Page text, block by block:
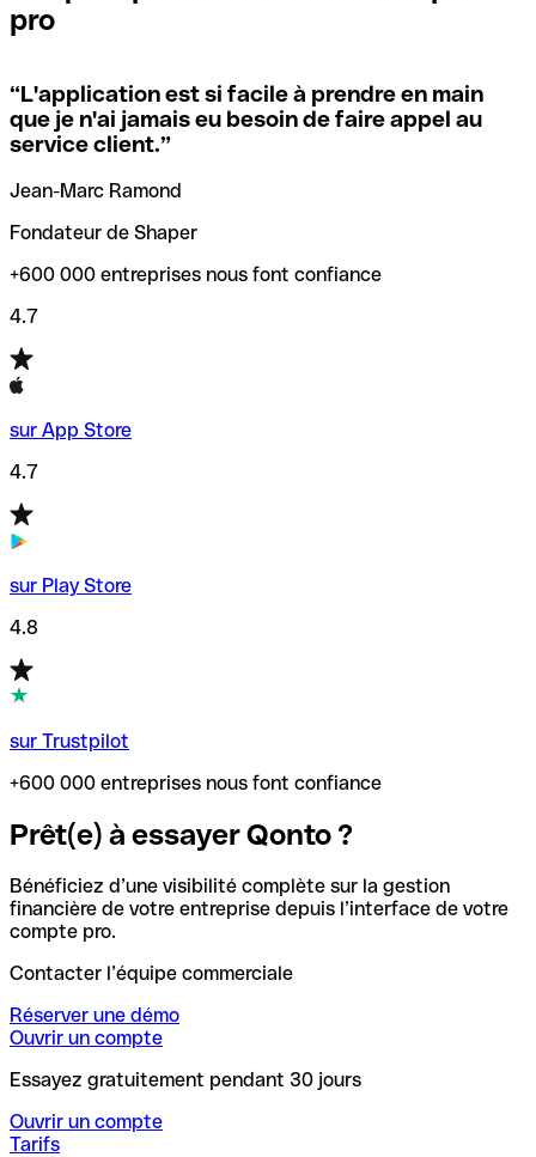
locales.
Si vous n'êtes pas sûr du code SWIFT que vous devriez
utiliser, nous avons développé un outil de recherche de
codes SWIFT par nom de banque.
vérification/recherche de codes SWIFT. Ainsi, vous pouvez
trouver et vérifier vos codes SWIFT avant de réaliser vos
transferts d’argent.
pro
“L'application est si facile à prendre en main
que je n'ai jamais eu besoin de faire appel au
service client.”
Jean-Marc Ramond
Fondateur de Shaper
+600 000 entreprises nous font confiance
4.7
sur App Store
4.7
sur Play Store
4.8
sur Trustpilot
+600 000 entreprises nous font confiance
Prêt(e) à essayer Qonto ?
Bénéficiez d’une visibilité complète sur la gestion
financière de votre entreprise depuis l’interface de votre
compte pro.
Contacter l’équipe commerciale
Réserver une démo
Ouvrir un compte
Essayez gratuitement pendant 30 jours
Ouvrir un compte
Tarifs